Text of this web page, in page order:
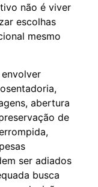
não é viver
escolhas
mesmo
abertura
de
ser adiados
busca